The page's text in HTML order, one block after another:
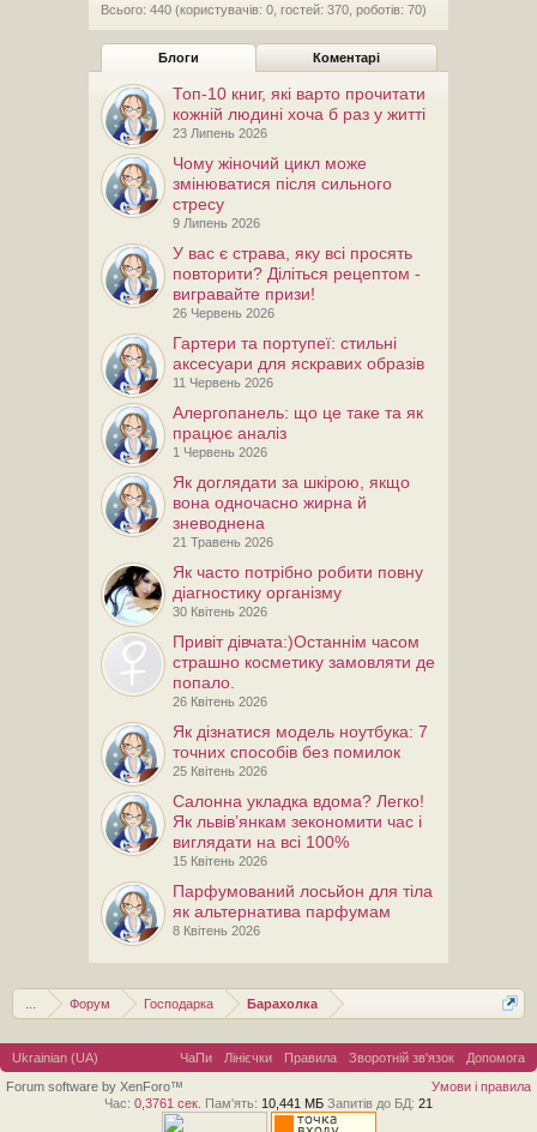
Всього: 440 (користувачів: 0, гостей: 370, роботів: 70)
Блоги Коментарі
Топ-10 книг, які варто прочитати
кожній людині хоча б раз у житті
23 Липень 2026
Чому жіночий цикл може
змінюватися після сильного
стресу
9 Липень 2026
У вас є страва, яку всі просять
повторити? Діліться рецептом -
вигравайте призи!
26 Червень 2026
Гартери та портупеї: стильні
аксесуари для яскравих образів
11 Червень 2026
Алергопанель: що це таке та як
працює аналіз
1 Червень 2026
Як доглядати за шкірою, якщо
вона одночасно жирна й
зневоднена
21 Травень 2026
Як часто потрібно робити повну
діагностику організму
30 Квітень 2026
Привiт дiвчата:)Останнім часом
страшно косметику замовляти де
попало.
26 Квітень 2026
Як дізнатися модель ноутбука: 7
точних способів без помилок
25 Квітень 2026
Салонна укладка вдома? Легко!
Як львів’янкам зекономити час і
виглядати на всі 100%
15 Квітень 2026
Парфумований лосьйон для тіла
як альтернатива парфумам
8 Квітень 2026
Форум Господарка Барахолка
Ukrainian (UA) ЧаПи Лінієчки Правила Зворотній зв'язок
Допомога
Умови і правила
Forum software by XenForo™
Час: 0,3761 сек. Пам'ять: 10,441 МБ Запитів до БД: 21